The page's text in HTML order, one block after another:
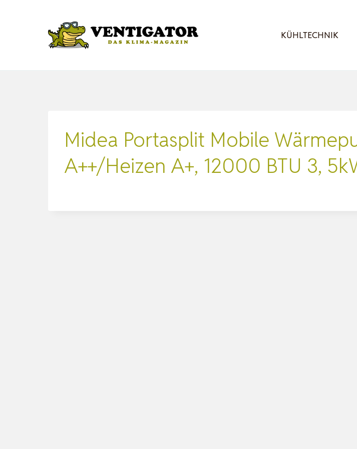
KÜHLTECHNIK
Midea Portasplit Mobile
A++/Heizen A+, 12000 BTU 3,